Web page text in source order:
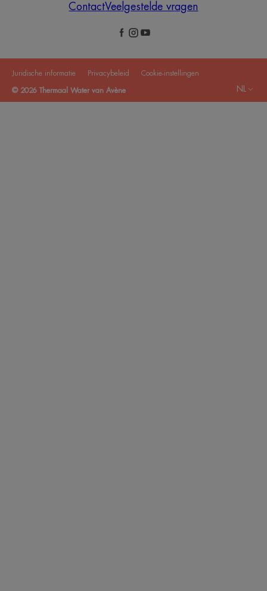
ContactVeelgestelde vragen
Juridische informatie Privacybeleid Cookie-instellingen
© 2026 Thermaal Water van Avène NL